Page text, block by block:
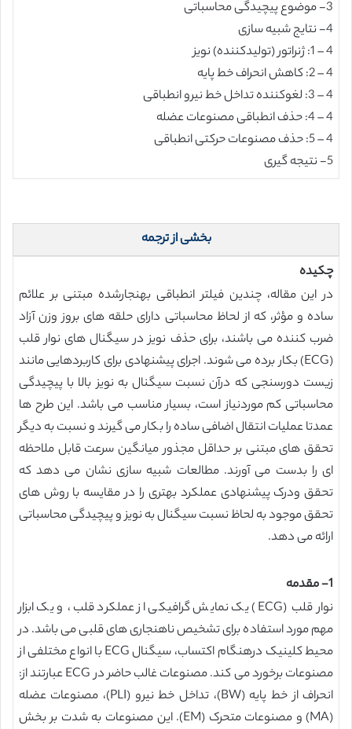
3- موضوع پیچیدگی محاسباتی
4- نتایج شبیه سازی
4 – 1: ژنراتور (تولیدکننده) نویز
4 – 2: کاهش انحراف خط پایه
4 – 3: لغوکننده تداخل خط نیرو انطباقی
4 – 4: حذف انطباقی مصنوعات عضله
4 – 5: حذف مصنوعات حرکتی انطباقی
5- نتیجه گیری
بخشی از ترجمه
چکیده
در این مقاله، چندین فیلتر انطباقی بهنجارشده مبتنی بر علائم
ساده و مؤثر، که از لحاظ محاسباتی دارای حلقه های بروز وزن آزاد
ضرب کننده می باشند، برای حذف نویز در سیگنال های نوار قلب
(ECG) بکار برده می شوند. اجرای پیشنهادی برای کاربردهایی مانند
زیست دورسنجی که درآن نسبت سیگنال به نویز بالا با پیچیدگی
محاسباتی کم موردنیاز است، بسیار مناسب می باشد. این طرح ها
عمدتا عملیات انتقال اضافی ساده را بکار می گیرند و نسبت به دیگر
تحقق های مبتنی بر حداقل مجذور میانگین سرعت قابل ملاحظه
ای را بدست می آورند. مطالعات شبیه سازی نشان می دهد که
تحقق ودرک پیشنهادی عملکرد بهتری را در مقایسه با روش های
تحقق موجود به لحاظ نسبت سیگنال به نویز و پیچیدگی محاسباتی
ارائه می دهد.
1- مقدمه
نوار قلب (ECG) یک نمایش گرافیکی از عملکرد قلب، و یک ابزار
مهم مورد استفاده برای تشخیص ناهنجاری های قلبی می باشد. در
محیط کلینیک درهنگام اکتساب، سیگنال ECG با انواع مختلفی از
مصنوعات برخورد می کند. مصنوعات غالب حاضر در ECG عبارتند از:
انحراف از خط پایه (BW)، تداخل خط نیرو (PLI)، مصنوعات عضله
(MA) و مصنوعات متحرک (EM). این مصنوعات به شدت بر بخش